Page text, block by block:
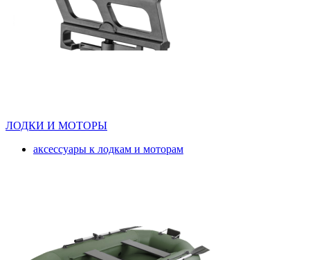
ЛОДКИ И МОТОРЫ
аксессуары к лодкам и моторам